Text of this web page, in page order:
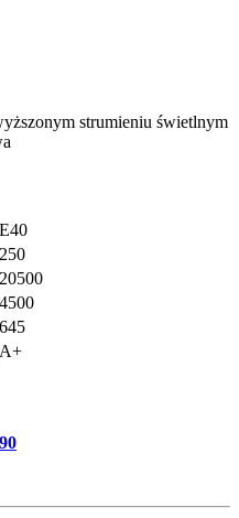
strumieniu świetlnym
E40
250
20500
4500
645
A+